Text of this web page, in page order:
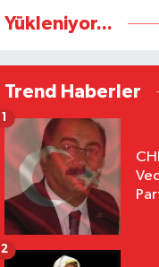
Yükleniyor...
Trend Haberler
1
2